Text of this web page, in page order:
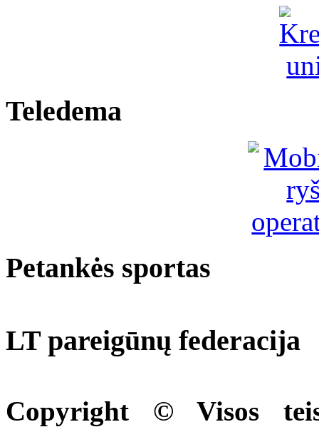
Teledema
Petankės sportas
LT pareigūnų federacija
Copyright © Visos